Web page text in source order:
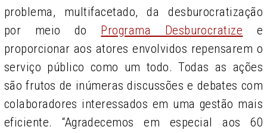
problema, multifacetado, da desburocratização
por meio do
Programa Desburocratize
e
proporcionar aos atores envolvidos repensarem o
serviço público como um todo.Todas as ações
são frutos de inúmeras discussões e debates com
colaboradores interessados em uma gestão mais
eficiente. “Agradecemos em especial aos 60